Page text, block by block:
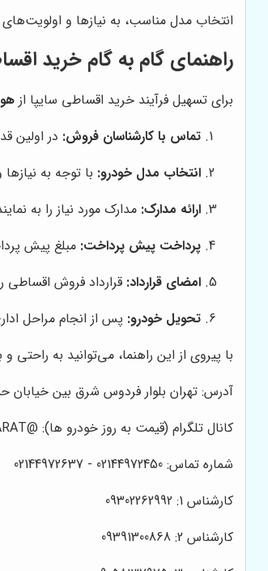
انتخاب مدل مناسب، به نیازها و
راهنمای گام به گام خرید
برای تسهیل فرآیند خرید اقساطی سایپا از
تماس با کارشناسان فروش: در اولین
انتخاب مدل خودرو: با توجه به
ارائه مدارک: مدارک مورد نیاز را به
پرداخت پیش پرداخت: مبلغ پیش
امضای قرارداد: قرارداد فروش اقساطی
تحویل خودرو: پس از انجام مراحل
با پیروی از این راهنما، می‌توانید به راحتی
آدرس: تهران بلوار فردوس شرق بین خیابان
کانال تلگرام (قیمت به روز خودرو ها): @HUNAMIK_TEJARAT
شماره تماس: 02144972450 - 02144972637
کارشناس 1: 09302262992
کارشناس 2: 09391300868